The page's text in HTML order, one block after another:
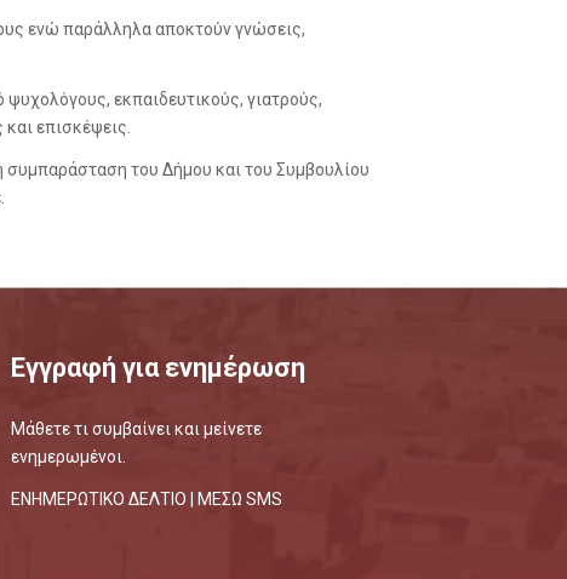
ενώ παράλληλα αποκτούν γνώσεις,
εκπαιδευτικούς, γιατρούς,
επισκέψεις.
συμπαράσταση του Δήμου και του Συμβουλίου
Εγγραφή για ενημέρωση
Μάθετε τι συμβαίνει και μείνετε
ενημερωμένοι.
ΕΝΗΜΕΡΩΤΙΚΟ ΔΕΛΤΙΟ | ΜΕΣΩ SMS